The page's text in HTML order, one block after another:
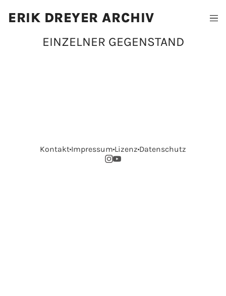
ERIK DREYER ARCHIV
EINZELNER GEGENSTAND
KontaktImpressum Lizenz Datenschutz